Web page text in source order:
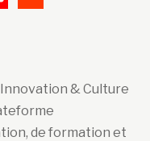
Innovation & Culture
de formation et